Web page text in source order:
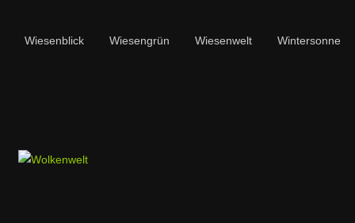
Wiesenblick Wiesengrün Wiesenwelt Wintersonne